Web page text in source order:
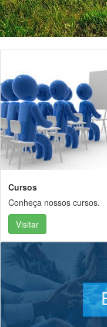
Cursos
Conheça nossos cursos.
Visitar